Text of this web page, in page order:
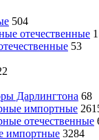
504
отечественные
53
Дарлингтона 68
импортные
отечественные
импортные 3284